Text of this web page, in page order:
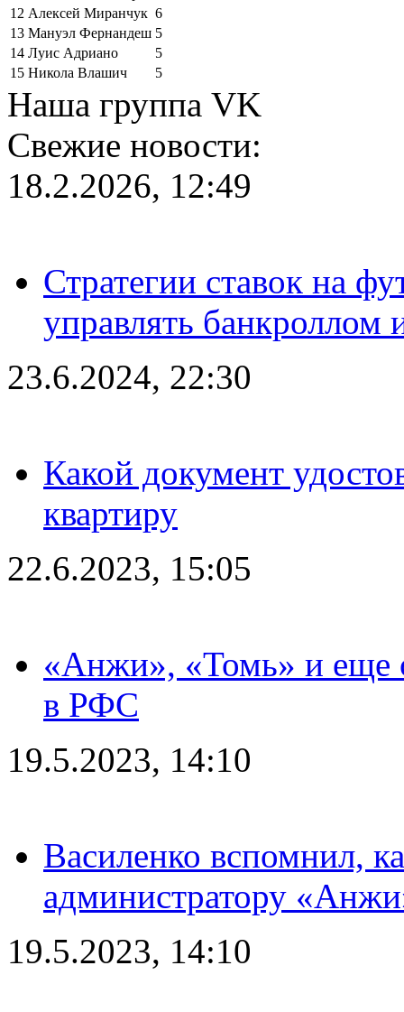
12 Алексей Миранчук 6
13 Мануэл Фернандеш 5
14 Луис Адриано
5
15 Никола Влашич 5
Наша группа VK
Свежие новости:
18.2.2026, 12:49
Стратегии ставок на
управлять банкроллом
23.6.2024, 22:30
Какой документ
квартиру
22.6.2023, 15:05
«Анжи», «Томь» и еще
в РФС
19.5.2023, 14:10
Василенко вспомнил,
администратору
19.5.2023, 14:10